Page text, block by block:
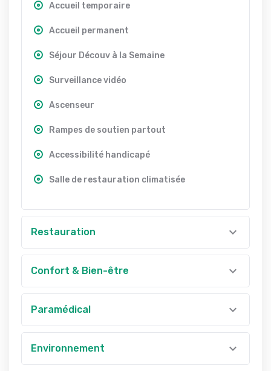
Accueil temporaire
Accueil permanent
Séjour Découv à la Semaine
Surveillance vidéo
Ascenseur
Rampes de soutien partout
Accessibilité handicapé
Salle de restauration climatisée
Restauration
Confort & Bien-être
Paramédical
Environnement